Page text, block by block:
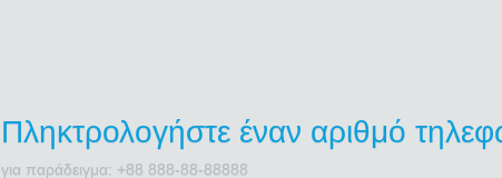
Πληκτρολογήστε έναν αριθμό
για παράδειγμα: +88 888-88-88888